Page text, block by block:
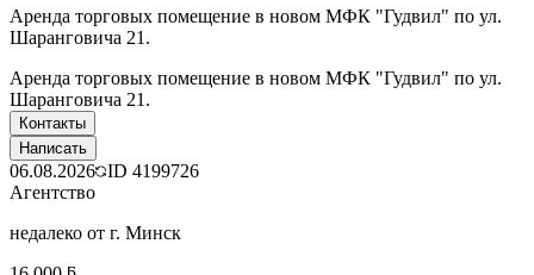
Аренда торговых помещение в новом МФК "Гудвил" по ул.
Шаранговича 21.
Аренда торговых помещение в новом МФК "Гудвил" по ул.
Шаранговича 21.
Контакты
Написать
06.08.2026 ID 4199726
Агентство
недалеко от г. Минск